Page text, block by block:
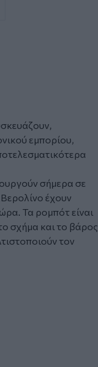
εμπορίου,
σήμερα σε
έχουν
Τα ρομπότ είναι
σχήμα και το βάρος
τον